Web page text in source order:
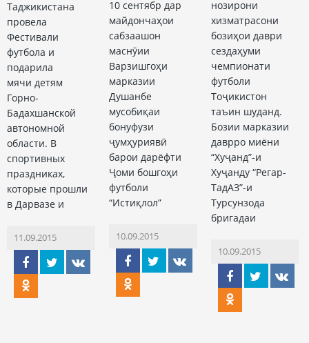
Таджикистана
провела
Фестивали
футбола и
подарила
мячи детям
Горно-
Бадахшанской
автономной
области. В
спортивных
праздниках,
которые прошли
в Дарвазе и
11.09.2015
10 сентябр дар
майдончаҳои
сабзаашон
маснӯии
Варзишгоҳи
марказии
Душанбе
мусобиқаи
бонуфузи
ҷумҳуриявӣ
барои дарёфти
Ҷоми бошгоҳи
футболи
“Истиқлол”
10.09.2015
нозирони
хизматрасони
бозиҳои даври
сездаҳуми
чемпионати
футболи
Тоҷикистон
таъин шуданд.
Бозии марказии
даврро миёни
“Хуҷанд”-и
Хуҷанду “Регар-
ТадАЗ”-и
Турсунзода
бригадаи
10.09.2015